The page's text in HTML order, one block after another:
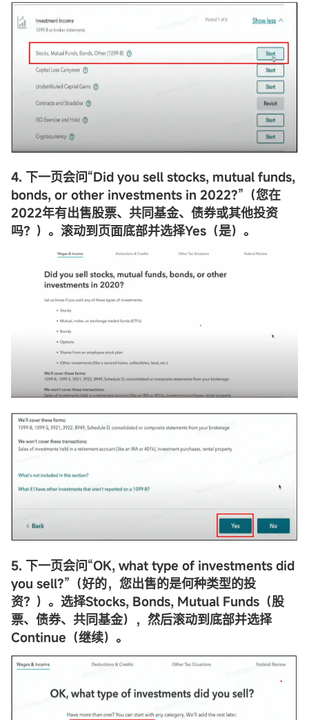
4. 下一页会问“Did you sell stocks, mutual funds,
bonds, or other investments in 2022?”（您在
2022年有出售股票、共同基金、债券或其他投资
吗？）。滚动到页面底部并选择Yes（是）。
5. 下一页会问“OK, what type of investments did
you sell?”（好的，您出售的是何种类型的投
资？）。选择Stocks, Bonds, Mutual Funds（股
票、债券、共同基金），然后滚动到底部并选择
Continue（继续）。